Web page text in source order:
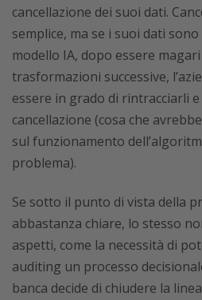
cancellazione dei suoi dati.
semplice, ma se i suoi dati
modello IA, dopo essere
trasformazioni successive,
essere in grado di rintracciarli
cancellazione (cosa che
sul funzionamento
problema).
Se sotto il punto di vista della
abbastanza chiare, lo stesso
aspetti, come la necessità di
auditing un processo
banca decide di chiudere la